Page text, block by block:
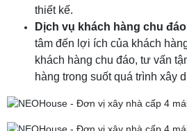
thiết kế.
Dịch vụ khách hàng chu đáo
tâm đến lợi ích của khách
khách hàng chu đáo, tư vấn
hàng trong suốt quá trình xây